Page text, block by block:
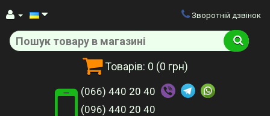
Товарів: 0 (0 грн)
Зворотній дзвінок
(066) 440 20 40
(096) 440 20 40